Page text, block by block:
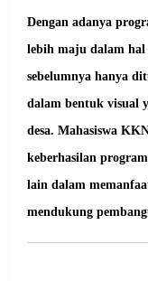
Dengan adanya
lebih maju dalam hal
sebelumnya hanya
dalam bentuk visual
desa. Mahasiswa
keberhasilan
lain dalam
mendukung